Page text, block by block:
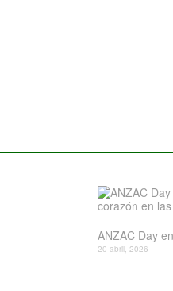
ANZAC Day
20 abril, 2026